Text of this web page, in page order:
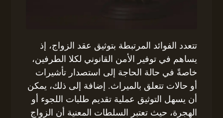
تتعدد الفوائد المرتبطة بتوثيق عقد الزواج، إذ
يساهم في توفير الأمن القانوني لكلا الطرفين،
خاصةً في حالة الحاجة إلى استصدار تأشيرات
أو حالات تتعلق بالميراث. إضافة إلى ذلك، يمكن
أن يسهل التوثيق عملية تقديم طلبات اللجوء أو
الهجرة، حيث تعتبر السلطات المعنية أن الزواج